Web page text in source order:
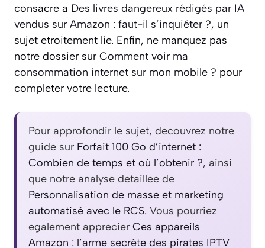
consacre a Des livres dangereux rédigés par IA
vendus sur Amazon : faut-il s’inquiéter ?, un
sujet etroitement lie. Enfin, ne manquez pas
notre dossier sur Comment voir ma
consommation internet sur mon mobile ? pour
completer votre lecture.
Pour approfondir le sujet, decouvrez notre
guide sur Forfait 100 Go d’internet :
Combien de temps et où l’obtenir ?, ainsi
que notre analyse detaillee de
Personnalisation de masse et marketing
automatisé avec le RCS. Vous pourriez
egalement apprecier Ces appareils
Amazon : l’arme secrète des pirates IPTV